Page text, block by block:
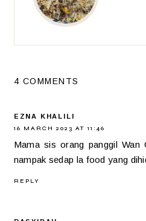
4 COMMENTS
EZNA KHALILI
16 MARCH 2023 AT 11:46
Mama sis orang panggil Wan
nampak sedap la food yang
REPLY